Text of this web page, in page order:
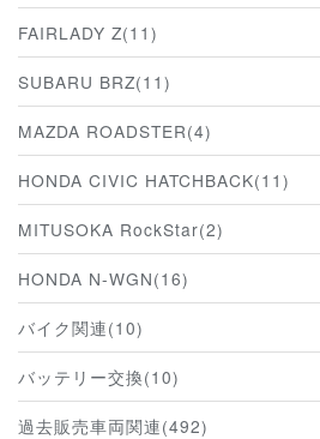
FAIRLADY Z(11)
SUBARU BRZ(11)
MAZDA ROADSTER(4)
HONDA CIVIC HATCHBACK(11)
MITUSOKA RockStar(2)
HONDA N-WGN(16)
バイク関連(10)
バッテリー交換(10)
過去販売車両関連(492)